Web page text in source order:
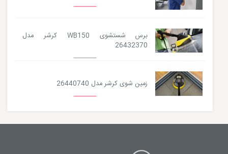
برس شستشوی WB150 کرشر مدل
26432370
زمین شوی کرشر مدل 26440740